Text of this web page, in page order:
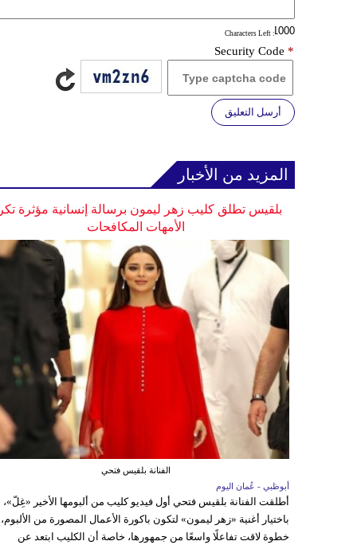
: Characters Left
Security Code *
أرسل التعليق
المزيد من الأخبار
بلقيس تطلق كليب زهر ليمون برسالة إنسانية مؤثرة
الأمهات المكافحات
الفنانة بلقيس فتحي
أبوظبي - عُمان اليوم
أطلقت الفنانة بلقيس فتحي أول فيديو كليب من ألبومها الأخير «غِلّ»،
باختيار أغنية «زهر ليمون» لتكون باكورة الأعمال المصورة من
خطوة لاقت تفاعلًا واسعًا من جمهورها، خاصة أن الكليب ابتعد عن